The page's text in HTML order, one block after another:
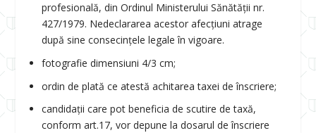
profesională, din Ordinul Ministerului Sănătăţii nr.
427/1979. Nedeclararea acestor afecţiuni atrage
după sine consecinţele legale în vigoare.
fotografie dimensiuni 4/3 cm;
ordin de plată ce atestă achitarea taxei de înscriere;
candidații care pot beneficia de scutire de taxă,
conform art.17, vor depune la dosarul de înscriere